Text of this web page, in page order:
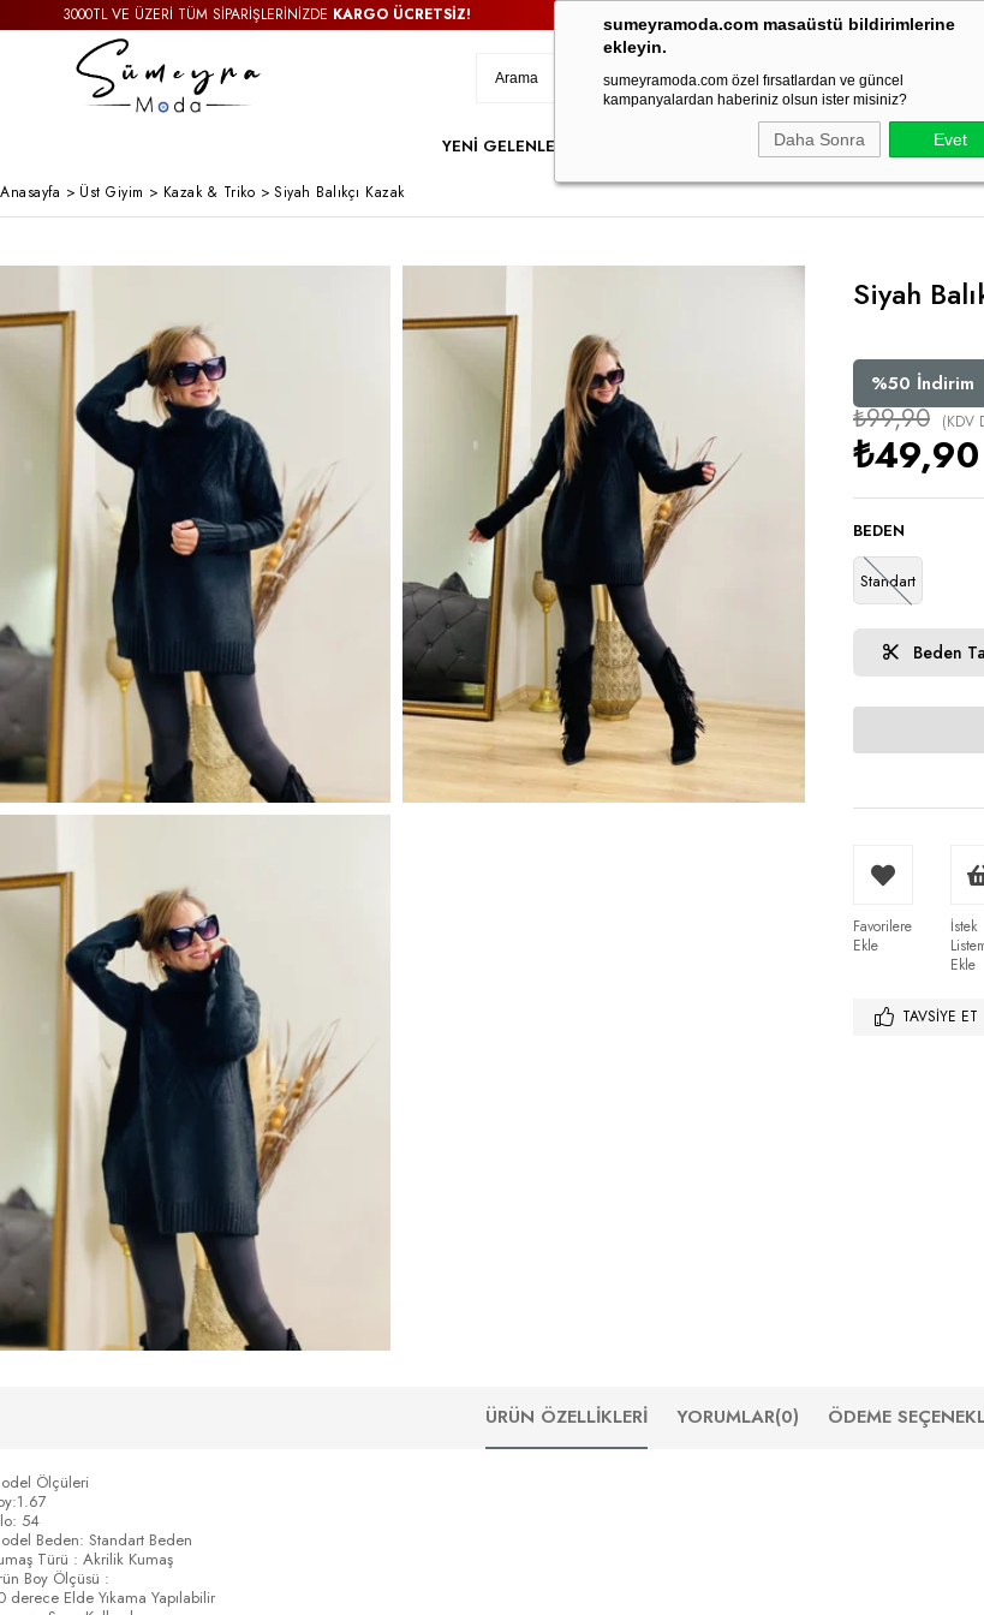
sumeyramoda.com masaüstü bildirimlerine
ekleyin.
sumeyramoda.com özel fırsatlardan ve güncel
kampanyalardan haberiniz olsun ister misiniz?
Daha Sonra Evet
3000TL VE ÜZERİ TÜM SİPARİŞLERİNİZDE KARGO ÜCRETSİZ! 3000TL VE ÜZERİ TÜM SİPARİŞLERİNİZDE KARGO
YENİ GELENLER ALT GİYİMDIŞ GİYİMTAKIM PARTY
Anasayfa > Üst Giyim > Kazak & Triko > Siyah Balıkçı Kazak
Siyah
%50 İndirim
₺99,90 (KDV
₺49,90
BEDEN
Standart
Beden
Favorilere
Ekle
İstek
Ekle
TAVSIYE ET
ÜRÜN ÖZELLIKLERI YORUMLAR(0) ÖDEME
Ölçüleri
54
Beden: Standart Beden
Türü : Akrilik Kumaş
Boy Ölçüsü :
derece Elde Yıkama Yapılabilir